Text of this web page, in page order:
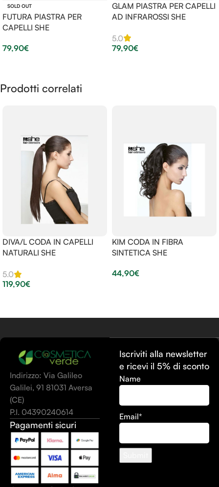
SOLD OUT
FUTURA PIASTRA PER
CAPELLI SHE
79,90€
GLAM PIASTRA PER CAPELLI
AD INFRAROSSI SHE
5.0
79,90€
Prodotti correlati
DIVA/L CODA IN CAPELLI
NATURALI SHE
5.0
119,90€
KIM CODA IN FIBRA
SINTETICA SHE
44,90€
Indirizzo: Via Galileo
Galilei, 91 81031 Aversa
(CE)
P.I. 04390240614
Pagamenti sicuri
Iscriviti alla newsletter
e ricevi il 5% di sconto
Name
Email*